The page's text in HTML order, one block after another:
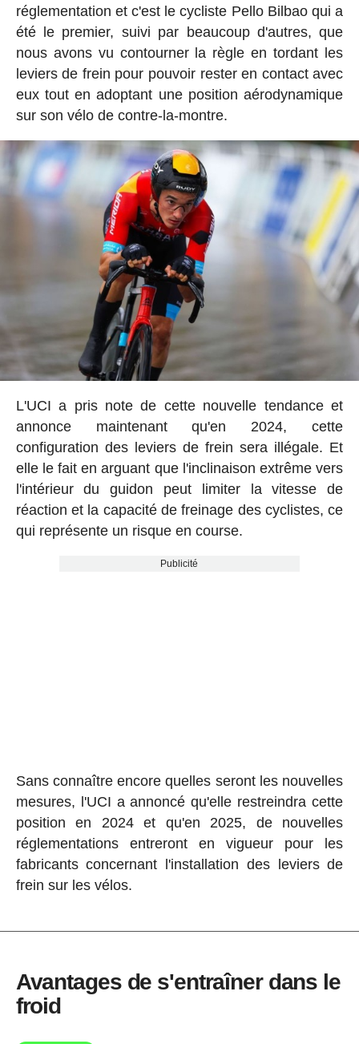
réglementation et c'est le cycliste Pello Bilbao qui a
été le premier, suivi par beaucoup d'autres, que
nous avons vu contourner la règle en tordant les
leviers de frein pour pouvoir rester en contact avec
eux tout en adoptant une position aérodynamique
sur son vélo de contre-la-montre.
L'UCI a pris note de cette nouvelle tendance et
annonce maintenant qu'en 2024, cette
configuration des leviers de frein sera illégale. Et
elle le fait en arguant que l'inclinaison extrême vers
l'intérieur du guidon peut limiter la vitesse de
réaction et la capacité de freinage des cyclistes, ce
qui représente un risque en course.
Publicité
Sans connaître encore quelles seront les nouvelles
mesures, l'UCI a annoncé qu'elle restreindra cette
position en 2024 et qu'en 2025, de nouvelles
réglementations entreront en vigueur pour les
fabricants concernant l'installation des leviers de
frein sur les vélos.
Avantages de s'entraîner dans le
froid